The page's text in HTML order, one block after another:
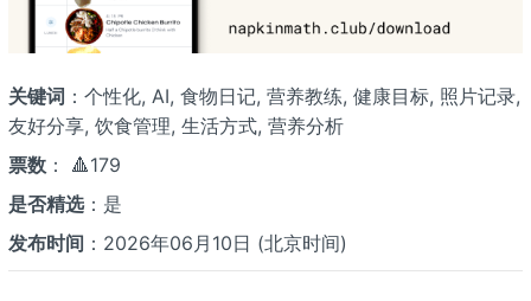
关键词 ：个性化, AI, 食物日记, 营养教练, 健康目标, 照片记录,
友好分享, 饮食管理, 生活方式, 营养分析
票数： 🔺179
是否精选：是
发布时间 ：2026年06月10日 (北京时间)